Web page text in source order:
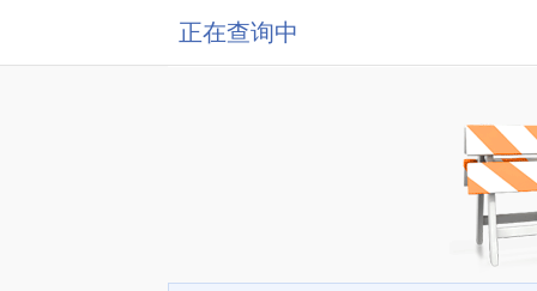
正在查询中